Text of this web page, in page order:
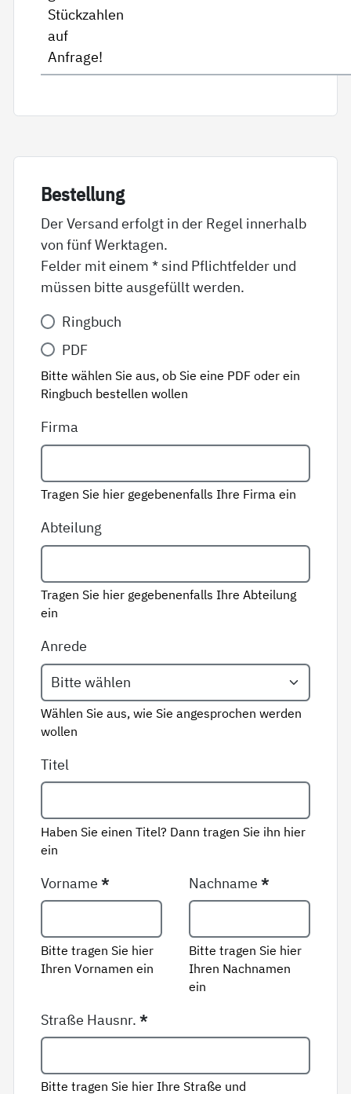
Stückzahlen
auf
Anfrage!
Be­stel­lung
Der Versand erfolgt in der Regel innerhalb
von fünf Werktagen.
Felder mit einem * sind Pflichtfelder und
müssen bitte ausgefüllt werden.
Variante*
Ringbuch
PDF
Bitte wählen Sie aus, ob Sie eine PDF oder ein
Ringbuch bestellen wollen
Firma
Tragen Sie hier gegebenenfalls Ihre Firma ein
Abteilung
Tragen Sie hier gegebenenfalls Ihre Abteilung
ein
Anrede
Wählen Sie aus, wie Sie angesprochen werden
wollen
Titel
Haben Sie einen Titel? Dann tragen Sie ihn hier
ein
Vorname*
Bitte tragen Sie hier
Ihren Vornamen ein
Nachname*
Bitte tragen Sie hier
Ihren Nachnamen
ein
Straße Hausnr.*
Bitte tragen Sie hier Ihre Straße und